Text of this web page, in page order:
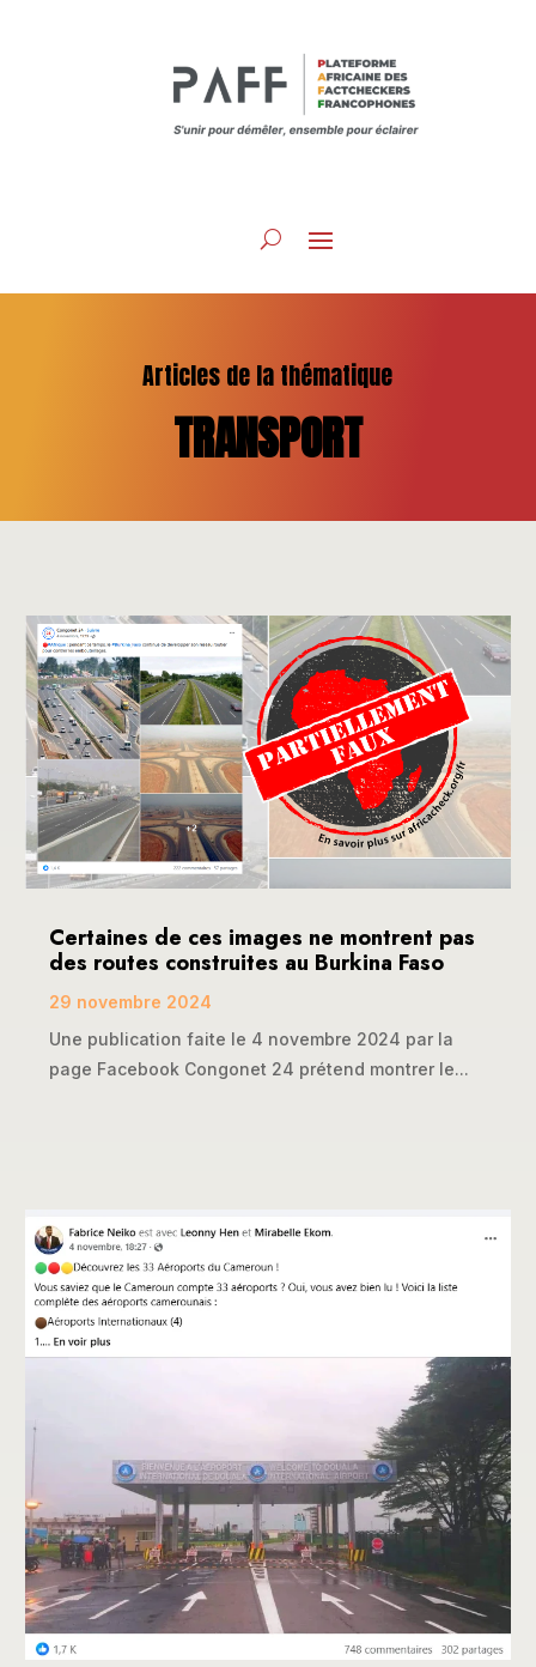
Articles de la thématique
TRANSPORT
Certaines de ces images ne montrent pas
des routes construites au Burkina Faso
29 novembre 2024
Une publication faite le 4 novembre 2024 par la
page Facebook Congonet 24 prétend montrer le...